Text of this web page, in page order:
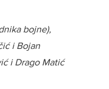
bojne),
i Bojan
i Drago Matić